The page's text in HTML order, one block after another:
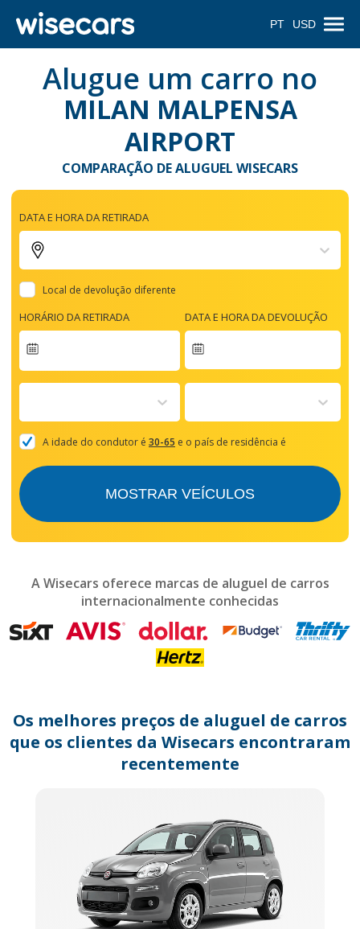
PT USD
Alugue um carro no
MILAN MALPENSA
AIRPORT
COMPARAÇÃO DE ALUGUEL WISECARS
DATA E HORA DA RETIRADA
Local de devolução diferente
HORÁRIO DA RETIRADA
forward
with
the
and
mark
get
the
dates.
DATA E HORA DA DEVOLUÇÃO
A idade do condutor é 30-65 e o país de residência é
MOSTRAR VEÍCULOS
A Wisecars oferece marcas de aluguel de carros
internacionalmente conhecidas
Os melhores preços de aluguel de carros
que os clientes da Wisecars encontraram
recentemente